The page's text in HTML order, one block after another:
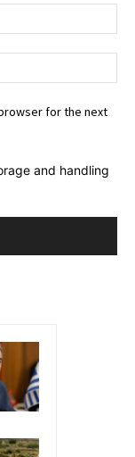
for the next
and handling